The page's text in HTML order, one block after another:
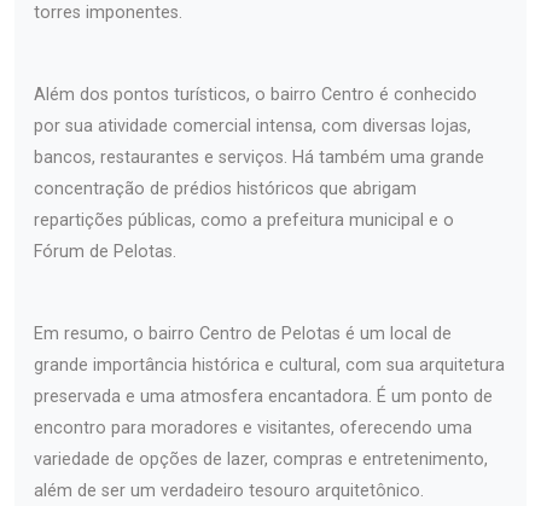
torres imponentes.
Além dos pontos turísticos, o bairro Centro é conhecido
por sua atividade comercial intensa, com diversas lojas,
bancos, restaurantes e serviços. Há também uma grande
concentração de prédios históricos que abrigam
repartições públicas, como a prefeitura municipal e o
Fórum de Pelotas.
Em resumo, o bairro Centro de Pelotas é um local de
grande importância histórica e cultural, com sua arquitetura
preservada e uma atmosfera encantadora. É um ponto de
encontro para moradores e visitantes, oferecendo uma
variedade de opções de lazer, compras e entretenimento,
além de ser um verdadeiro tesouro arquitetônico.